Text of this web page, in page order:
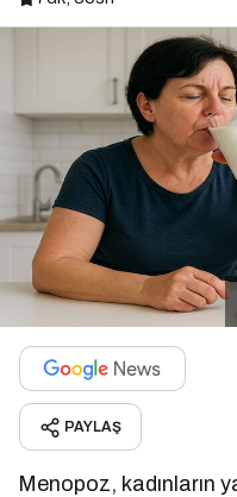
PAYLAŞ
Menopoz, kadınların